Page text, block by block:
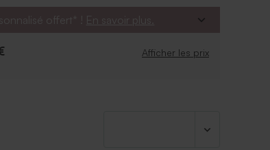
offert* ! En savoir plus.
Afficher les prix